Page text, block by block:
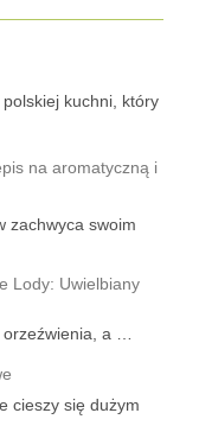
kuchni, który
na aromatyczną i
zachwyca swoim
Lody: Uwielbiany
a …
cieszy się dużym